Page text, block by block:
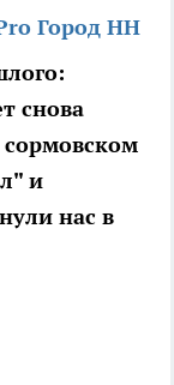
Город НН
снова
сормовском
и
нас в